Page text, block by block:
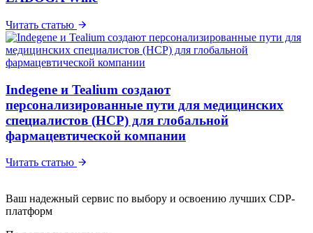
Читать статью
Indegene и Tealium создают
персонализированные пути для медицинских
специалистов (HCP) для глобальной
фармацевтической компании
Читать статью
Ваш надежный сервис по выбору и освоению лучших CDP-
платформ